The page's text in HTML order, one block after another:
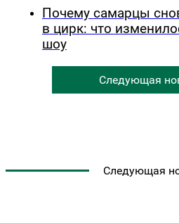
Почему самарцы
в цирк: что
шоу
Следующая
Следующая